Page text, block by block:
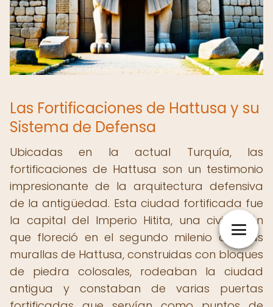
Las Fortificaciones de Hattusa y su
Sistema de Defensa
Ubicadas en la actual Turquía, las
fortificaciones de Hattusa son un testimonio
impresionante de la arquitectura defensiva
de la antigüedad. Esta ciudad fortificada fue
la capital del Imperio Hitita, una civilización
que floreció en el segundo milenio a.C. Las
murallas de Hattusa, construidas con bloques
de piedra colosales, rodeaban la ciudad
antigua y constaban de varias puertas